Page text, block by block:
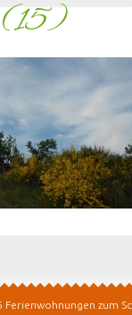
(15)
Ferienwohnungen zum